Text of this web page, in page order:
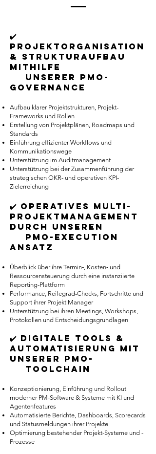
✔️
Projektorganisation
& Strukturaufbau
mithilfe
unserer PMO-
Governance
Aufbau klarer Projektstrukturen, Projekt-
Frameworks und Rollen
Erstellung von Projektplänen, Roadmaps und
Standards
Einführung effizienter Workflows und
Kommunikationswege
Unterstützung im Auditmanagement
Unterstützung bei der Zusammenführung der
strategischen OKR- und operativen KPI-
Zielerreichung
✔️ Operatives Multi-
Projektmanagement
durch unseren
PMO-Execution
Ansatz
Überblick über ihre Termin‑, Kosten‑ und
Ressourcensteuerung durch eine instanziierte
Reporting-Plattform
Performance, Reifegrad-Checks, Fortschritte und
Support ihrer Projekt Manager
Unterstützung bei ihren Meetings, Workshops,
Protokollen und Entscheidungsgrundlagen
✔️ Digitale Tools &
Automatisierung mit
unserer PMO-
Toolchain
Konzeptionierung, Einführung und Rollout
moderner PM‑Software & Systeme mit KI und
Agentenfeatures
Automatisierte Berichte, Dashboards, Scorecards
und Statusmeldungen ihrer Projekte
Optimierung bestehender Projekt-Systeme und -
Prozesse